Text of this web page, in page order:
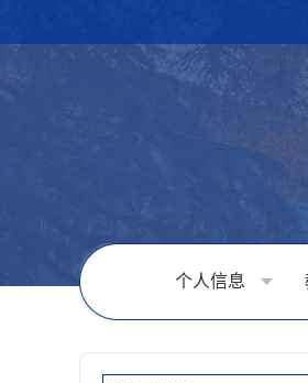
个人信息